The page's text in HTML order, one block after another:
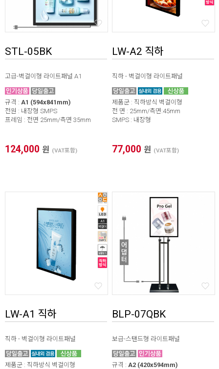
STL-05BK
고급-벽걸이형 라이트패널 A1
규격 : A1 (594x841mm)
전원 : 내장형 SMPS
프레임 : 전면 25mm/측면 35mm
124,000 원 (VAT포함)
LW-A2 직하
직하 - 벽걸이형 라이트패널
제품군 : 직하방식 벽걸이형
전 면 : 25mm/측면:45mm
SMPS : 내장형
77,000 원 (VAT포함)
LW-A1 직하
직하 - 벽걸이형 라이트패널
제품군 : 직하방식 벽걸이형
BLP-07QBK
보급-스탠드형 라이트패널
규격 : A2 (420x594mm)